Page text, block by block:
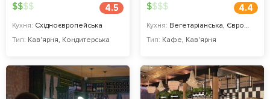
Кухня: Східноєвропейська
Тип: Кав'ярня, Кондитерська
4.5
$$$$
Кухня: Вегетаріанська, Європейська, Італійська
Тип: Кафе, Кав'ярня
4.4
$$$$